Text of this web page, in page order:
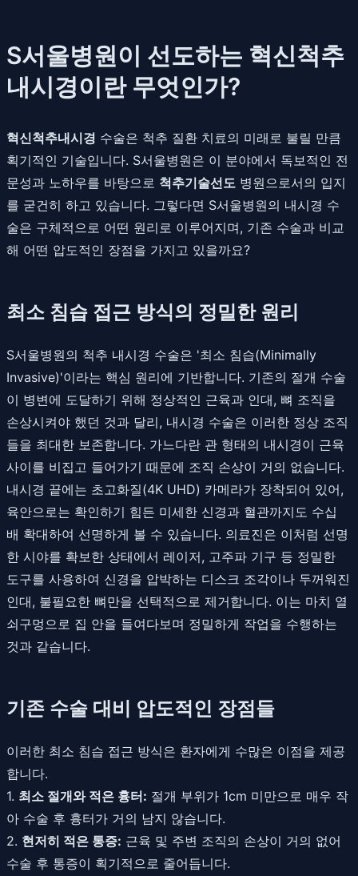
S서울병원이 선도하는 혁신척추
내시경이란 무엇인가?
혁신척추내시경 수술은 척추 질환 치료의 미래로 불릴 만큼
획기적인 기술입니다. S서울병원은 이 분야에서 독보적인 전
문성과 노하우를 바탕으로 척추기술선도 병원으로서의 입지
를 굳건히 하고 있습니다. 그렇다면 S서울병원의 내시경 수
술은 구체적으로 어떤 원리로 이루어지며, 기존 수술과 비교
해 어떤 압도적인 장점을 가지고 있을까요?
최소 침습 접근 방식의 정밀한 원리
S서울병원의 척추 내시경 수술은 '최소 침습(Minimally
Invasive)'이라는 핵심 원리에 기반합니다. 기존의 절개 수술
이 병변에 도달하기 위해 정상적인 근육과 인대, 뼈 조직을
손상시켜야 했던 것과 달리, 내시경 수술은 이러한 정상 조직
들을 최대한 보존합니다. 가느다란 관 형태의 내시경이 근육
사이를 비집고 들어가기 때문에 조직 손상이 거의 없습니다.
내시경 끝에는 초고화질(4K UHD) 카메라가 장착되어 있어,
육안으로는 확인하기 힘든 미세한 신경과 혈관까지도 수십
배 확대하여 선명하게 볼 수 있습니다. 의료진은 이처럼 선명
한 시야를 확보한 상태에서 레이저, 고주파 기구 등 정밀한
도구를 사용하여 신경을 압박하는 디스크 조각이나 두꺼워진
인대, 불필요한 뼈만을 선택적으로 제거합니다. 이는 마치 열
쇠구멍으로 집 안을 들여다보며 정밀하게 작업을 수행하는
것과 같습니다.
기존 수술 대비 압도적인 장점들
이러한 최소 침습 접근 방식은 환자에게 수많은 이점을 제공
합니다.
1. 최소 절개와 적은 흉터: 절개 부위가 1cm 미만으로 매우 작
아 수술 후 흉터가 거의 남지 않습니다.
2. 현저히 적은 통증: 근육 및 주변 조직의 손상이 거의 없어
수술 후 통증이 획기적으로 줄어듭니다.